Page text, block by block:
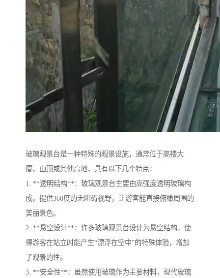
玻璃观景台是一种特殊的观景设施，通常位于高楼大
厦、山顶或其他高地，具有以下几个特点：
1. **透明结构**：玻璃观景台主要由高强度透明玻璃构
成，提供360度的无阻碍视野，让游客能直接俯瞰周围的
美丽景色。
2. **悬空设计**：许多玻璃观景台设计为悬空结构，使
得游客在站立时能产生“漂浮在空中”的特殊体验，增加
了观景的性。
3. **安全性**：虽然使用玻璃作为主要材料，现代玻璃